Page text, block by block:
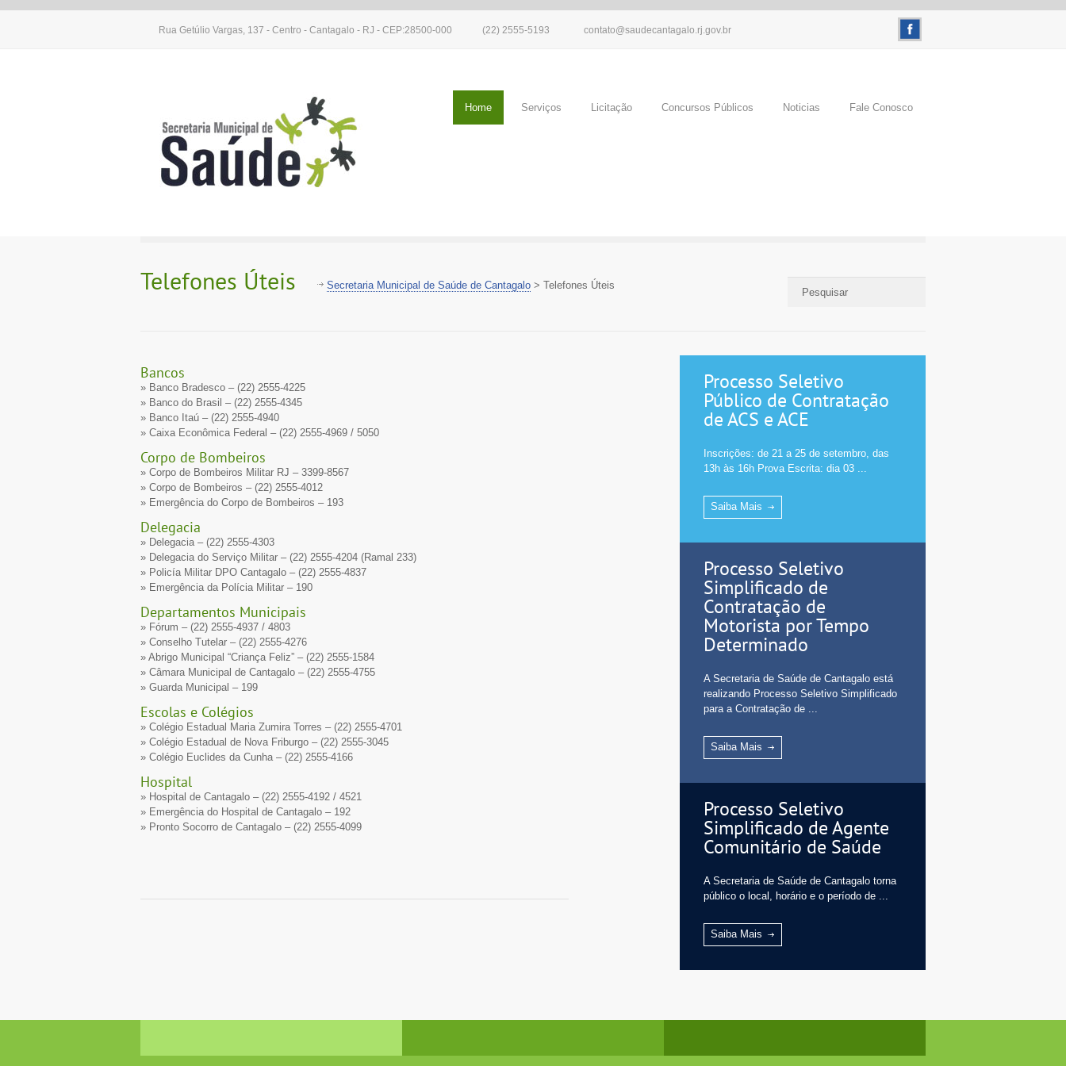
Rua Getúlio Vargas, 137 - Centro - Cantagalo - RJ - CEP:28500-000 (22) 2555-5193 contato@saudecantagalo.rj.gov.br
Home Serviços Licitação Concursos Públicos Noticias Fale Conosco
Telefones Úteis Secretaria Municipal de Saúde de Cantagalo > Telefones Úteis
Bancos
» Banco Bradesco – (22) 2555-4225
» Banco do Brasil – (22) 2555-4345
» Banco Itaú – (22) 2555-4940
» Caixa Econômica Federal – (22) 2555-4969 / 5050
Corpo de Bombeiros
» Corpo de Bombeiros Militar RJ – 3399-8567
» Corpo de Bombeiros – (22) 2555-4012
» Emergência do Corpo de Bombeiros – 193
Delegacia
» Delegacia – (22) 2555-4303
» Delegacia do Serviço Militar – (22) 2555-4204 (Ramal 233)
» Policía Militar DPO Cantagalo – (22) 2555-4837
» Emergência da Polícia Militar – 190
Departamentos Municipais
» Fórum – (22) 2555-4937 / 4803
» Conselho Tutelar – (22) 2555-4276
» Abrigo Municipal “Criança Feliz” – (22) 2555-1584
» Câmara Municipal de Cantagalo – (22) 2555-4755
» Guarda Municipal – 199
Escolas e Colégios
» Colégio Estadual Maria Zumira Torres – (22) 2555-4701
» Colégio Estadual de Nova Friburgo – (22) 2555-3045
» Colégio Euclides da Cunha – (22) 2555-4166
Hospital
» Hospital de Cantagalo – (22) 2555-4192 / 4521
» Emergência do Hospital de Cantagalo – 192
» Pronto Socorro de Cantagalo – (22) 2555-4099
Processo Seletivo
Público de Contratação
de ACS e ACE
Inscrições: de 21 a 25 de setembro, das
13h às 16h Prova Escrita: dia 03 ...
Saiba Mais
Processo Seletivo
Simplificado de
Contratação de
Motorista por Tempo
Determinado
A Secretaria de Saúde de Cantagalo está
realizando Processo Seletivo Simplificado
para a Contratação de ...
Saiba Mais
Processo Seletivo
Simplificado de Agente
Comunitário de Saúde
A Secretaria de Saúde de Cantagalo torna
público o local, horário e o período de ...
Saiba Mais